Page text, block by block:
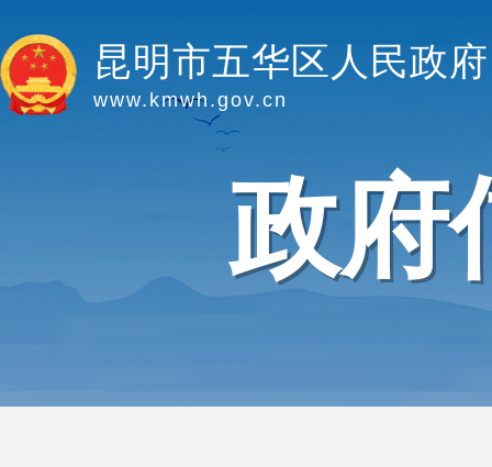
昆明市五华区人民政府
www.kmwh.gov.cn
政府